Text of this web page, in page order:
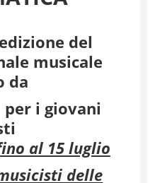
del
musicale
da
per i giovani
al 15 luglio
delle